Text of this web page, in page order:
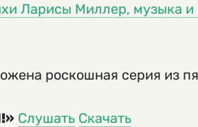
Ларисы Миллер, музыка
роскошная серия из
Слушать Скачать